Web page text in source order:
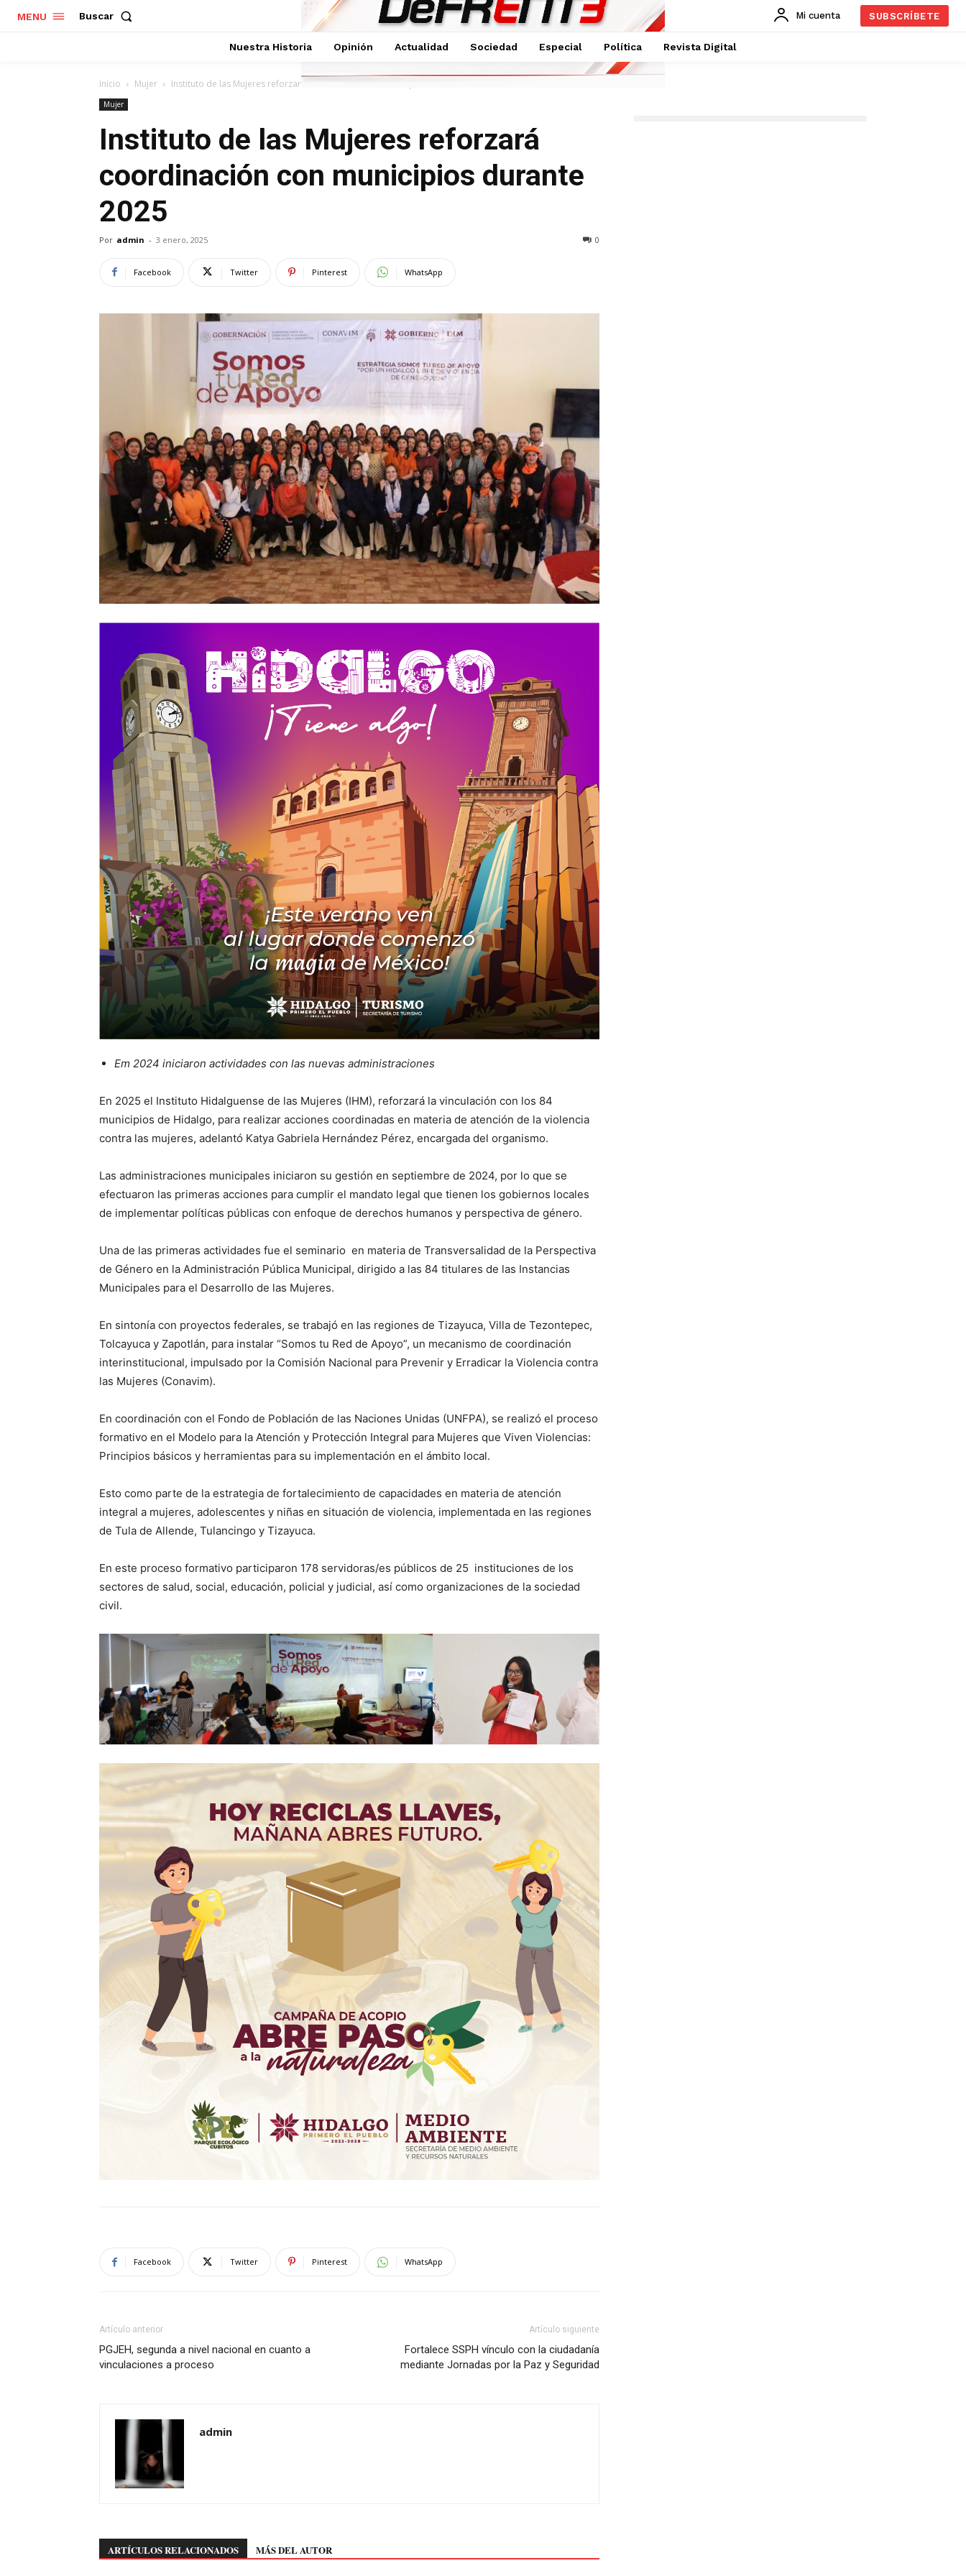
MENU Buscar Mi cuenta SUBSCRÍBETE
Nuestra Historia Opinión Actualidad Sociedad Especial Política Revista Digital
Inicio Mujer Instituto de las Mujeres reforzará coordinación con municipios durante 2025
Mujer
Instituto de las Mujeres reforzará
coordinación con municipios durante
2025
Por admin - 3 enero, 2025 0
Facebook Twitter Pinterest WhatsApp
Em 2024 iniciaron actividades con las nuevas administraciones
En 2025 el Instituto Hidalguense de las Mujeres (IHM), reforzará la vinculación con los 84
municipios de Hidalgo, para realizar acciones coordinadas en materia de atención de la violencia
contra las mujeres, adelantó Katya Gabriela Hernández Pérez, encargada del organismo.
Las administraciones municipales iniciaron su gestión en septiembre de 2024, por lo que se
efectuaron las primeras acciones para cumplir el mandato legal que tienen los gobiernos locales
de implementar políticas públicas con enfoque de derechos humanos y perspectiva de género.
Una de las primeras actividades fue el seminario en materia de Transversalidad de la Perspectiva
de Género en la Administración Pública Municipal, dirigido a las 84 titulares de las Instancias
Municipales para el Desarrollo de las Mujeres.
En sintonía con proyectos federales, se trabajó en las regiones de Tizayuca, Villa de Tezontepec,
Tolcayuca y Zapotlán, para instalar “Somos tu Red de Apoyo”, un mecanismo de coordinación
interinstitucional, impulsado por la Comisión Nacional para Prevenir y Erradicar la Violencia contra
las Mujeres (Conavim).
En coordinación con el Fondo de Población de las Naciones Unidas (UNFPA), se realizó el proceso
formativo en el Modelo para la Atención y Protección Integral para Mujeres que Viven Violencias:
Principios básicos y herramientas para su implementación en el ámbito local.
Esto como parte de la estrategia de fortalecimiento de capacidades en materia de atención
integral a mujeres, adolescentes y niñas en situación de violencia, implementada en las regiones
de Tula de Allende, Tulancingo y Tizayuca.
En este proceso formativo participaron 178 servidoras/es públicos de 25 instituciones de los
sectores de salud, social, educación, policial y judicial, así como organizaciones de la sociedad
civil.
Facebook Twitter Pinterest WhatsApp
Artículo anterior
PGJEH, segunda a nivel nacional en cuanto a
vinculaciones a proceso
Artículo siguiente
Fortalece SSPH vínculo con la ciudadanía
mediante Jornadas por la Paz y Seguridad
admin
ARTÍCULOS RELACIONADOS MÁS DEL AUTOR